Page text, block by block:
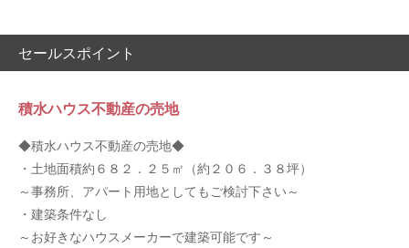
セールスポイント
積水ハウス不動産の売地
◆積水ハウス不動産の売地◆
・土地面積約６８２．２５㎡（約２０６．３８坪）
～事務所、アパート用地としてもご検討下さい～
・建築条件なし
～お好きなハウスメーカーで建築可能です～